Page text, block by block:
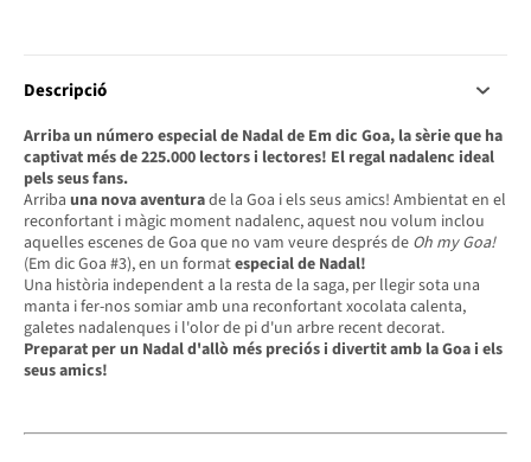
Descripció
Arriba un número especial de Nadal de Em dic Goa, la sèrie que ha
captivat més de 225.000 lectors i lectores! El regal nadalenc ideal
pels seus fans.
Arriba una nova aventurade la Goa i els seus amics! Ambientat en el
reconfortant i màgic moment nadalenc, aquest nou volum inclou
aquelles escenes de Goa que no vam veure després de Oh my Goa!
(Em dic Goa #3), en un formatespecial de Nadal!
Una història independent a la resta de la saga, per llegir sota una
manta i fer-nos somiar amb una reconfortant xocolata calenta,
galetes nadalenques i l'olor de pi d'un arbre recent decorat.
Preparat per un Nadal d'allò més preciós i divertit amb la Goa i els
seus amics!